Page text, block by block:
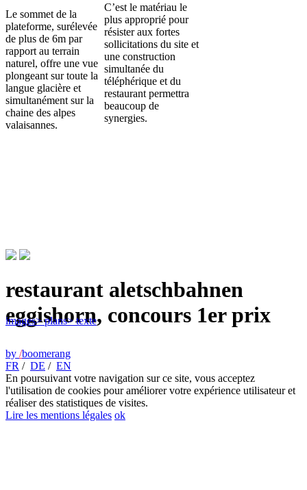
Le sommet de la
plateforme, surélevée
de plus de 6m par
rapport au terrain
naturel, offre une vue
plongeant sur toute la
langue glacière et
simultanément sur la
chaine des alpes
valaisannes.
C’est le matériau le
plus approprié pour
résister aux fortes
sollicitations du site et
une construction
simultanée du
téléphérique et du
restaurant permettra
beaucoup de
synergies.
restaurant aletschbahnen
eggishorn, concours 1er prix
images> plans> texte
by /boomerang
FR / DE / EN
En poursuivant votre navigation sur ce site, vous acceptez
l'utilisation de cookies pour améliorer votre expérience utilisateur et
réaliser des statistiques de visites.
Lire les mentions légales ok